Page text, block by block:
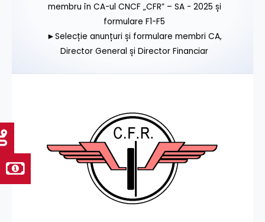
membru în CA-ul CNCF „CFR” – SA - 2025 și
formulare F1-F5
►Selecție anunțuri și formulare membri CA,
Director General și Director Financiar